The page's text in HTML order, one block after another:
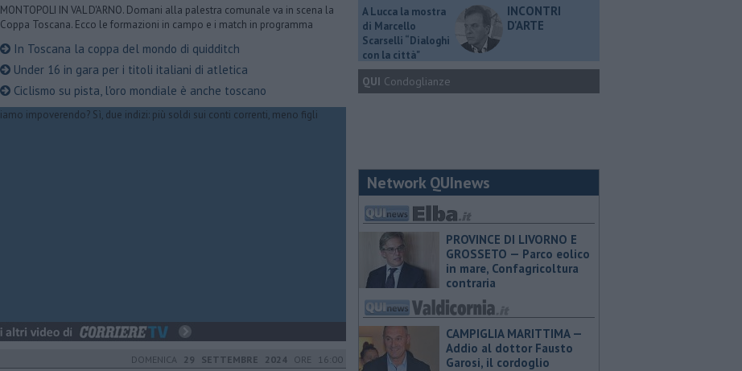
MONTOPOLI IN VAL D'ARNO. Domani alla palestra comunale va in scena la
Coppa Toscana. Ecco le formazioni in campo e i match in programma
In Toscana la coppa del mondo di quidditch
Under 16 in gara per i titoli italiani di atletica
Ciclismo su pista, l'oro mondiale è anche toscano
DOMENICA 29 SETTEMBRE 2024 ORE 16:00
A Lucca la mostra
di Marcello
Scarselli “Dialoghi
con la città"
INCONTRI
D'ARTE
QUI Condoglianze
Network QUInews
PROVINCE DI LIVORNO E
GROSSETO — Parco eolico
in mare, Confagricoltura
contraria
CAMPIGLIA MARITTIMA —
Addio al dottor Fausto
Garosi, il cordoglio